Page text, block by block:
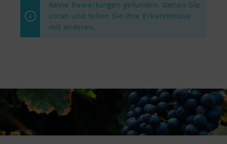
Keine Bewertungen gefunden. Gehen Sie
voran und teilen Sie Ihre Erkenntnisse
mit anderen.